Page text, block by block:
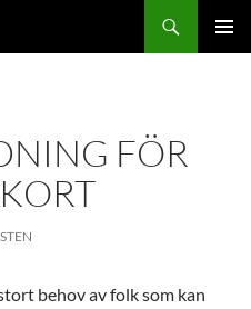
FÖR
behov av folk som kan